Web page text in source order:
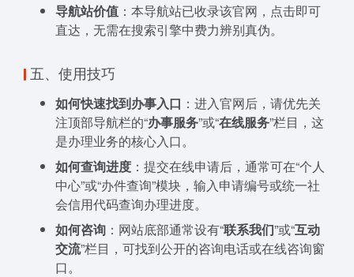
导航站价值 ：本导航站已收录该官网，点击即可
直达，无需在搜索引擎中费力辨别真伪。
五、使用技巧
如何快速找到办事入口 ：进入官网后，请优先关
注顶部导航栏的“办事服务”或“在线服务”栏目，这
是办理业务的核心入口。
如何查询进度 ：提交在线申请后，通常可在“个人
中心”或“办件查询”模块，输入申请编号或统一社
会信用代码查询办理进度。
如何咨询 ：网站底部通常设有“联系我们”或“互动
交流”栏目，可找到公开的咨询电话或在线咨询窗
口。